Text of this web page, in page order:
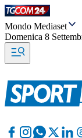
Mondo Mediaset
Domenica 8